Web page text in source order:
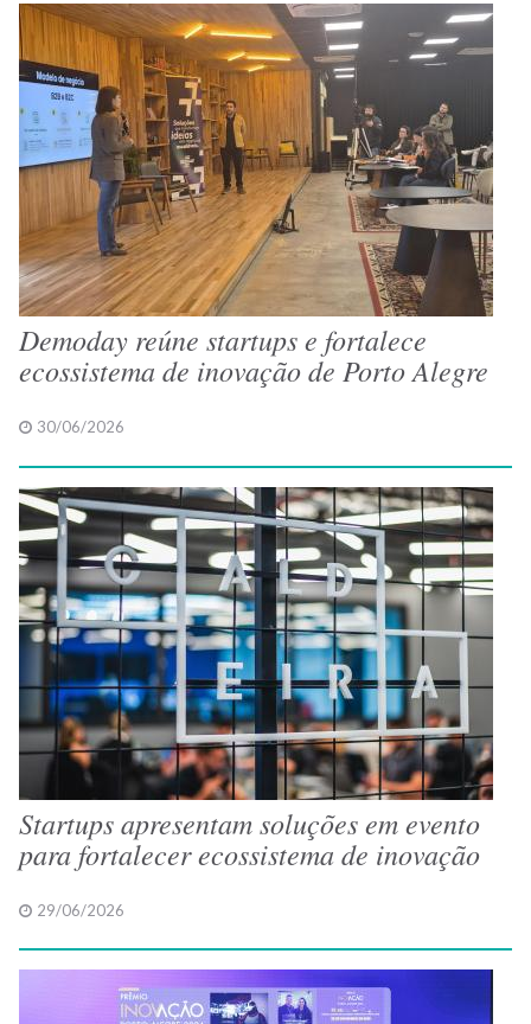
Demoday reúne startups e fortalece
ecossistema de inovação de Porto Alegre
30/06/2026
Startups apresentam soluções em evento
para fortalecer ecossistema de inovação
29/06/2026